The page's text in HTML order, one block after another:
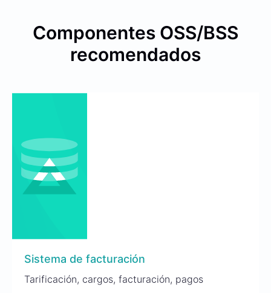
Componentes OSS/BSS
recomendados
Sistema de facturación
Tarificación, cargos, facturación, pagos